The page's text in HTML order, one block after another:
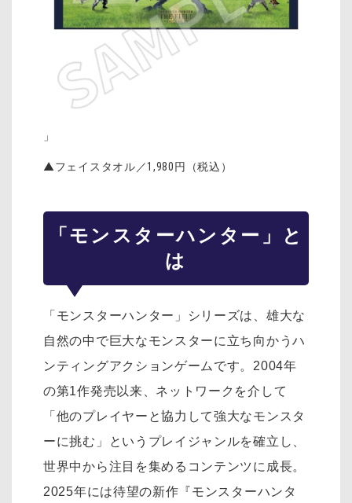
」
▲フェイスタオル／1,980円（税込）
「モンスターハンター」と
は
「モンスターハンター」シリーズは、雄大な
自然の中で巨大なモンスターに立ち向かうハ
ンティングアクションゲームです。2004年
の第1作発売以来、ネットワークを介して
「他のプレイヤーと協力して強大なモンスタ
ーに挑む」というプレイジャンルを確立し、
世界中から注目を集めるコンテンツに成長。
2025年には待望の新作『モンスターハンタ